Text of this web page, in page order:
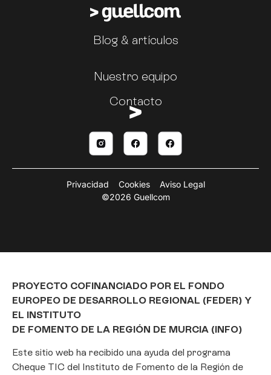
Blog & artículos
Nuestro equipo
Contacto
©2026 Guellcom
Privacidad Cookies Aviso Legal
PROYECTO COFINANCIADO POR EL FONDO
EUROPEO DE DESARROLLO REGIONAL (FEDER) Y
EL INSTITUTO
DE FOMENTO DE LA REGIÓN DE MURCIA (INFO)
Este sitio web ha recibido una ayuda del programa
Cheque TIC del Instituto de Fomento de la Región de